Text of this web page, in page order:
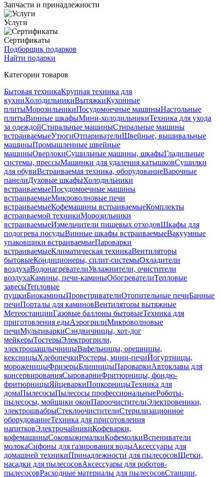
Запчасти и принадлежности
Услуги
Сертификаты
Подборщик подарков
Найти подарки
Категории товаров
Бытовая техникаКрупная техника для
кухниХолодильникиВытяжкиКухонные
плитыМорозильникиПосудомоечные машиныНастольные
плитыВинные шкафыМини-холодильникиТехника для ухода
за одеждойСтиральные машиныСтиральные машины
встраиваемыеУтюгиОтпаривателиШвейные, вышивальные
машиныПромышленные швейные
машиныОверлокиСушильные машины, шкафыГладильные
системы, прессыМашинки для удаления катышковСушилки
для обувиВстраиваемая техника, оборудованиеВарочные
панелиДуховые шкафыХолодильники
встраиваемыеПосудомоечные машины
встраиваемыеМикроволновые печи
встраиваемыеКофемашины встраиваемыеКомплекты
встраиваемой техникиМорозильники
встраиваемыеИзмельчители пищевых отходовШкафы для
подогрева посудыВинные шкафы встраиваемыеВакуумные
упаковщики встраиваемыеПароварки
встраиваемыеКлиматическая техникаВентиляторы
бытовыеКондиционеры, сплит-системыОхладители
воздухаВодонагревателиУвлажнители, очистители
воздухаКамины, печи-каминыОбогревателиТепловые
завесыТепловые
пушкиБиокаминыПроветривателиОтопительные печиБанные
печиПорталы для каминовВентиляторы вытяжные
МетеостанцииГазовые баллоны бытовыеТехника для
приготовления едыАэрогрилиМикроволновые
печиМультиваркиСэндвичницы, хот-дог
мейкерыТостерыЭлектрогрили,
электрошашлычницыВафельницы, орешницы,
кексницыХлебопечкиРостеры, мини-печиЙогуртницы,
мороженицыФризерыБлинницыПароваркиАвтоклавы для
консервированияСыроварниФритюрницы, фондю-
фритюрницыЯйцеваркиПопкорницыТехника для
домаПылесосыПылесосы профессиональныеРоботы-
пылесосы, мойщики оконПароочистителиЭлектровеники,
электрошвабрыСтеклоочистителиСтерилизационное
оборудованиеТехника для приготовления
напитковЭлектрочайникиКофеварки,
кофемашиныСоковыжималкиКофемолкиВспениватели
молокаСифоны для газирования водыАксессуары для
домашней техникиПринадлежности для пылесосовЩетки,
насадки для пылесосовАксессуары для роботов-
пылесосовРасходные материалы для пылесосовСтанции,